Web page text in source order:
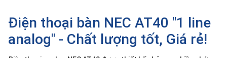
Điện thoại bàn NEC AT40 "1 line
analog" - Chất lượng tốt, Giá rẻ!
Dịch